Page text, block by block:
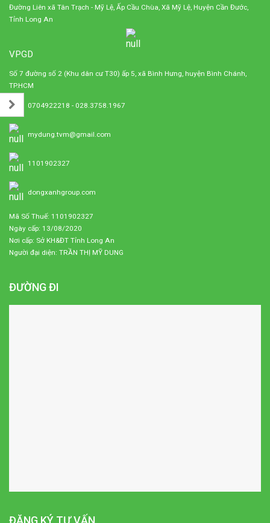
Đường Liên xã Tân Trạch - Mỹ Lệ, Ấp Cầu Chùa, Xã Mỹ Lệ, Huyện Cần Đước,
Tỉnh Long An
VPGD
Số 7 đường số 2 (Khu dân cư T30) ấp 5, xã Bình Hưng, huyện Bình Chánh,
TP.HCM
0704922218 - 028.3758.1967
mydung.tvm@gmail.com
1101902327
dongxanhgroup.com
Mã Số Thuế: 1101902327
Ngày cấp: 13/08/2020
Nơi cấp: Sở KH&ĐT Tỉnh Long An
Người đại diện: TRẦN THỊ MỸ DUNG
ĐƯỜNG ĐI
ĐĂNG KÝ TƯ VẤN